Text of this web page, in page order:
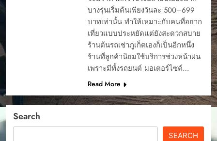
บางรุ่นเริ่มต้นเพียงวันละ 500–699
บาทเท่านั้น ทำให้เหมาะกับคนที่อยาก
เที่ยวแบบประหยัดแต่ยังสะดวกสบาย
ร้านต้นรถเช่าภูเก็ตเองก็เป็นอีกหนึ่ง
ร้านที่ลูกค้านิยมใช้บริการช่วงหน้าฝน
เพราะมีทั้งรถยนต์ มอเตอร์ไซค์…
Read More
Search
SEARCH